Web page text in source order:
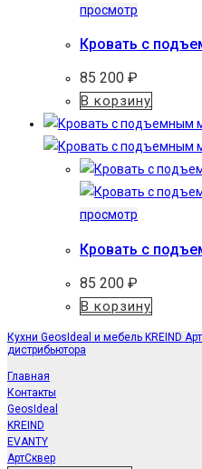
просмотр
Кровать с
85 200 ₽
В корзину
просмотр
Кровать с
85 200 ₽
В корзину
Кухни GeosIdeal и мебель KREIND
дистрибьютора
Главная
Контакты
GeosIdeal
KREIND
EVANTY
АртСквер